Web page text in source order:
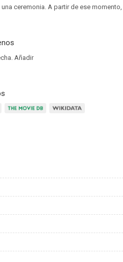
ceremonia. A partir de ese
Añadir